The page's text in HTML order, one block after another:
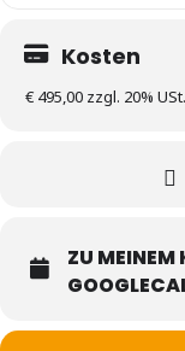
Kosten
€ 495,00 zzgl. 20% USt.
ZU MEINEM